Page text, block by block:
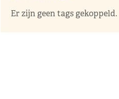
Er zijn geen tags gekoppeld.